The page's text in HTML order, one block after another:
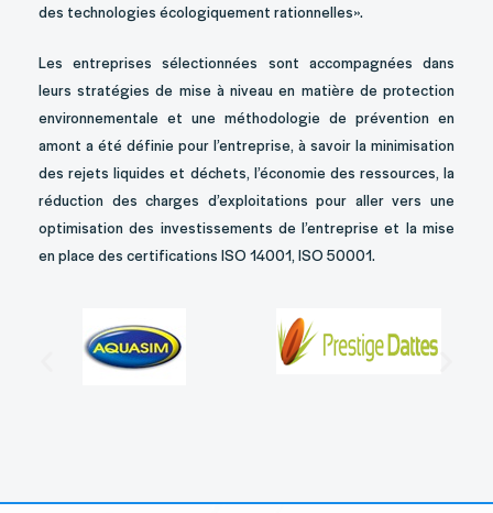
des technologies écologiquement rationnelles».
Les entreprises sélectionnées sont accompagnées dans
leurs stratégies de mise à niveau en matière de protection
environnementale et une méthodologie de prévention en
amont a été définie pour l’entreprise, à savoir la minimisation
des rejets liquides et déchets, l’économie des ressources, la
réduction des charges d’exploitations pour aller vers une
optimisation des investissements de l’entreprise et la mise
en place des certifications ISO 14001, ISO 50001.